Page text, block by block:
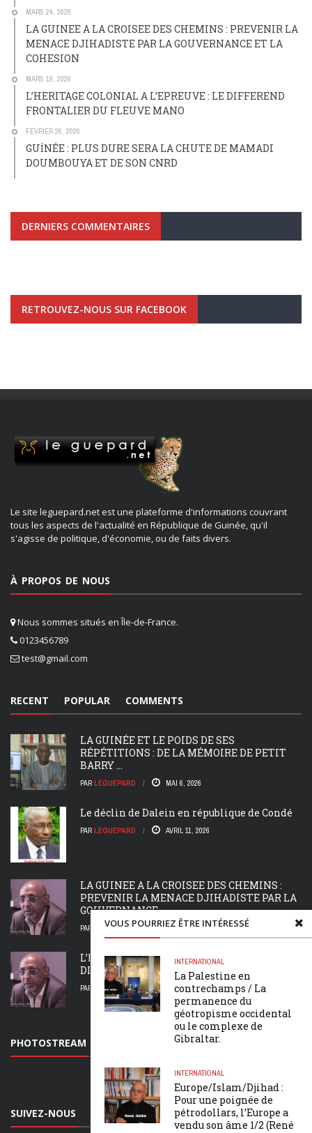
VOUS POURRIEZ ÊTRE INTÉRESSÉ
INTERNATIONAL
La Palestine en
contrechamps / La
permanence du
géotropisme occidental
ou le complexe de
Gibraltar.
INTERNATIONAL
Europe/Islam/Djihad :
Pour une poignée de
pétrodollars, l’Europe a
vendu son âme 1/2 (René
MARS 24, 2026
LA GUINEE A LA CROISEE DES CHEMINS : PREVENIR LA
MENACE DJIHADISTE PAR LA GOUVERNANCE ET LA
COHESION
MARS 19, 2026
L’HERITAGE COLONIAL A L’EPREUVE : LE DIFFEREND
FRONTALIER DU FLEUVE MANO
FÉVRIER 26, 2026
GUİNÉE : PLUS DURE SERA LA CHUTE DE MAMADI
DOUMBOUYA ET DE SON CNRD
DERNIERS COMMENTAIRES
RETROUVEZ-NOUS SUR FACEBOOK
Le site leguepard.net est une plateforme d'informations couvrant
tous les aspects de l'actualité en République de Guinée, qu'il
s'agisse de politique, d'économie, ou de faits divers.
À PROPOS DE NOUS
Nous sommes situés en Île-de-France.
0123456789
test@gmail.com
RECENT POPULAR COMMENTS
LA GUINÉE ET LE POIDS DE SES
RÉPÉTITIONS : DE LA MÉMOIRE DE PETIT
BARRY ...
PAR LEGUEPARD MAI 6, 2026
Le déclin de Dalein en république de Condé
PAR LEGUEPARD AVRIL 11, 2026
LA GUINEE A LA CROISEE DES CHEMINS :
PREVENIR LA MENACE DJIHADISTE PAR LA
GOUVERNANCE ...
PAR LEGUEPARD MARS 24, 2026
L’HERITAGE COLONIAL A L’EPREUVE : LE
DIFFEREND FRONTALIER DU FLEUVE MANO
PAR LEGUEPARD MARS 19, 2026
PHOTOSTREAM
SUIVEZ-NOUS